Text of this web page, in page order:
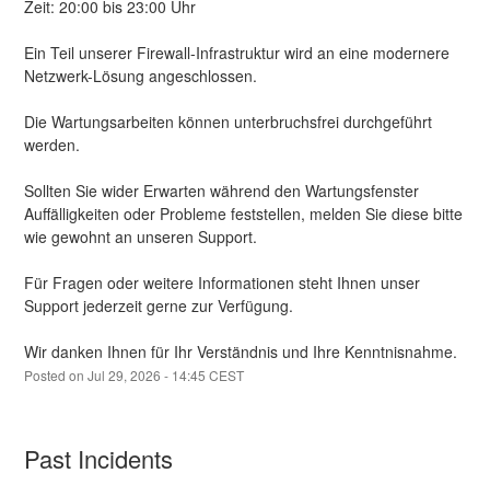
Zeit: 20:00 bis 23:00 Uhr
Ein Teil unserer Firewall-Infrastruktur wird an eine modernere
Netzwerk-Lösung angeschlossen.
Die Wartungsarbeiten können unterbruchsfrei durchgeführt
werden.
Sollten Sie wider Erwarten während den Wartungsfenster
Auffälligkeiten oder Probleme feststellen, melden Sie diese bitte
wie gewohnt an unseren Support.
Für Fragen oder weitere Informationen steht Ihnen unser
Support jederzeit gerne zur Verfügung.
Wir danken Ihnen für Ihr Verständnis und Ihre Kenntnisnahme.
Posted on Jul29,2026 - 14:45 CEST
Past Incidents